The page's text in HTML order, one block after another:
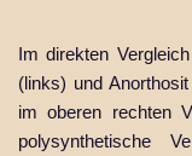
Im direkten
(links) und
im oberen rechten
polysynthetische